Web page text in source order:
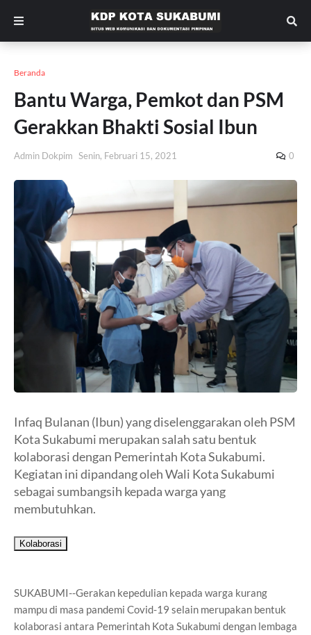
Beranda
Bantu Warga, Pemkot dan PSM
Gerakkan Bhakti Sosial Ibun
Admin Dokpim Senin, Februari 15, 2021 0
Infaq Bulanan (Ibun) yang diselenggarakan oleh PSM
Kota Sukabumi merupakan salah satu bentuk
kolaborasi dengan Pemerintah Kota Sukabumi.
Kegiatan ini dipandang oleh Wali Kota Sukabumi
sebagai sumbangsih kepada warga yang
membutuhkan.
Kolaborasi
SUKABUMI--Gerakan kepedulian kepada warga kurang
mampu di masa pandemi Covid-19 selain merupakan bentuk
kolaborasi antara Pemerintah Kota Sukabumi dengan lembaga